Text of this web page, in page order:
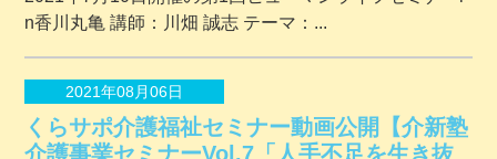
n香川丸亀 講師：川畑 誠志 テーマ：...
2021年08月06日
くらサポ介護福祉セミナー動画公開【介新塾
介護事業セミナーVol.7「人手不足を生き抜